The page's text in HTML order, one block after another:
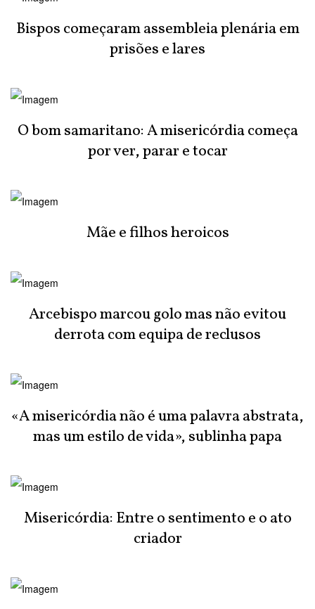
Bispos começaram assembleia plenária em
prisões e lares
O bom samaritano: A misericórdia começa
por ver, parar e tocar
Mãe e filhos heroicos
Arcebispo marcou golo mas não evitou
derrota com equipa de reclusos
«A misericórdia não é uma palavra abstrata,
mas um estilo de vida», sublinha papa
Misericórdia: Entre o sentimento e o ato
criador